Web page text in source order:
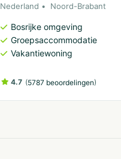
Nederland Noord-Brabant
Bosrijke omgeving
Groepsaccommodatie
Vakantiewoning
4.7 (5787 beoordelingen)